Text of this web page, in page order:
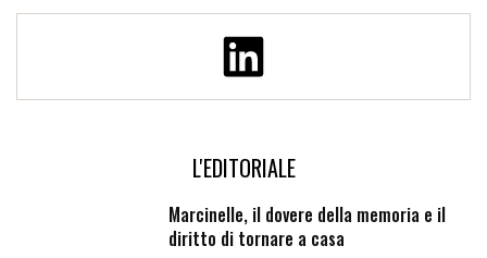
L'EDITORIALE
Marcinelle, il dovere della memoria e il
diritto di tornare a casa